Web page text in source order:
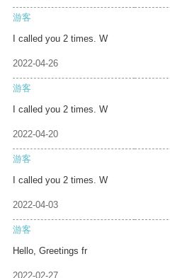
游客
I called you 2 times. W
2022-04-26
游客
I called you 2 times. W
2022-04-20
游客
I called you 2 times. W
2022-04-03
游客
Hello, Greetings fr
2022-02-27